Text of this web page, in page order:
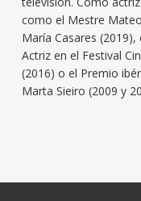
como el Mestre
María Casares
Actriz en el Festival
(2016) o el Premio
Marta Sieiro (2009 y